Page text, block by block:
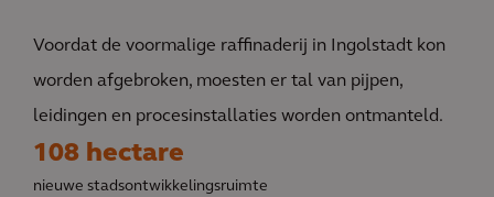
Voordat de voormalige raffinaderij in Ingolstadt kon
worden afgebroken, moesten er tal van pijpen,
leidingen en procesinstallaties worden ontmanteld.
108 hectare
nieuwe stadsontwikkelingsruimte